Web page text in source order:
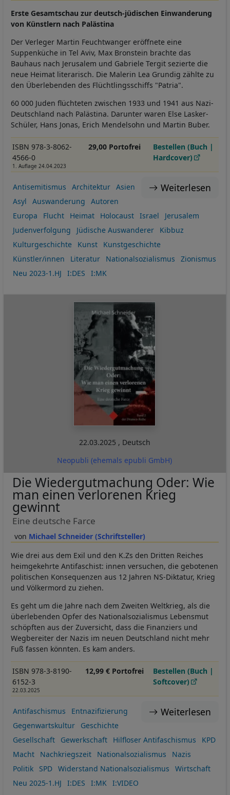
Erste Gesamtschau zur deutsch-jüdischen Einwanderung
von Künstlern nach Palästina
Der Verleger Martin Feuchtwanger eröffnete eine
Suppenküche in Tel Aviv, Max Bronstein brachte das
Bauhaus nach Jerusalem und Gabriele Tergit sezierte die
neue Heimat literarisch. Die Malerin Lea Grundig zählte zu
den Überlebenden des Flüchtlingsschiffs "Patria".
60 000 Juden flüchteten zwischen 1933 und 1941 aus Nazi-
Deutschland nach Palästina. Darunter waren Else Lasker-
Schüler, Hans Jonas, Erich Mendelsohn und Martin Buber.
ISBN 978-3-8062-
4566-0
1. Auflage 24.04.2023
29,00 Portofrei
Bestellen (Buch |
Hardcover)
Weiterlesen
Antisemitismus Architektur
Asien
Asyl
Auswanderung
Autoren
Europa
Flucht Heimat Holocaust Israel
Jerusalem
Judenverfolgung
Jüdische Auswanderer
Kibbuz
Kulturgeschichte
Kunst
Kunstgeschichte
Künstler/innen
Literatur Nationalsozialismus
Zionismus
Neu 2023-1.HJ
I:DES I:MK
22.03.2025 , Deutsch
Neopubli (ehemals epubli GmbH)
Michael Schneider (Schriftsteller)
Die Wiedergutmachung Oder: Wie
man einen verlorenen Krieg
gewinnt
Eine deutsche Farce
Wie drei aus dem Exil und den K.Zs den Dritten Reiches
heimgekehrte Antifaschist: innen versuchen, die gebotenen
politischen Konsequenzen aus 12 Jahren NS-Diktatur, Krieg
und Völkermord zu ziehen.
Es geht um die Jahre nach dem Zweiten Weltkrieg, als die
überlebenden Opfer des Nationalsozialismus Lebensmut
schöpften aus der Zuversicht, dass die Finanziers und
Wegbereiter der Nazis im neuen Deutschland nicht mehr
Fuß fassen könnten. Es kam anders.
ISBN 978-3-8190-
6152-3
22.03.2025
12,99 € Portofrei
Bestellen (Buch |
Softcover)
Weiterlesen
Antifaschismus
Entnazifizierung
Gegenwartskultur
Geschichte
Gesellschaft
Gewerkschaft Hilfloser Antifaschismus
KPD
Macht
Nachkriegszeit Nationalsozialismus
Nazis
Politik
SPD Widerstand Nationalsozialismus
Wirtschaft
Neu 2025-1.HJ
I:DES I:MK I:VIDEO